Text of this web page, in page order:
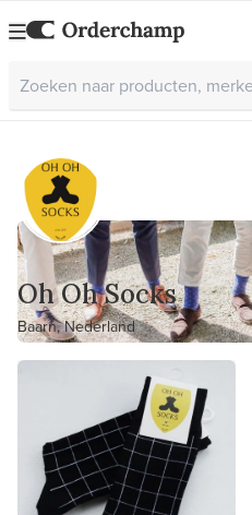
Oh Oh Socks
Baarn, Nederland